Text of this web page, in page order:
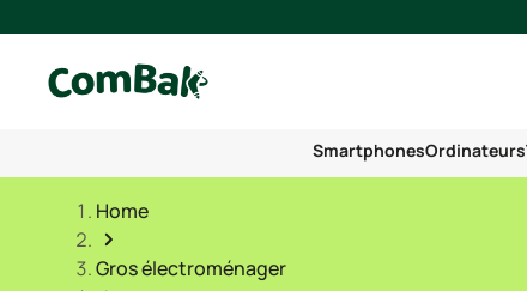
SmartphonesOrdinateurs
Home
Gros électroménager